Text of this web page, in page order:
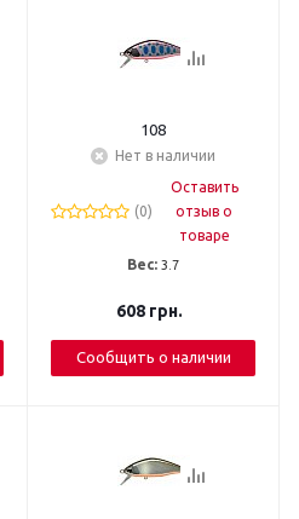
108
Нет в наличии
(0)
Оставить
отзыв о
товаре
Вес: 3.7
608грн.
Сообщить о наличии